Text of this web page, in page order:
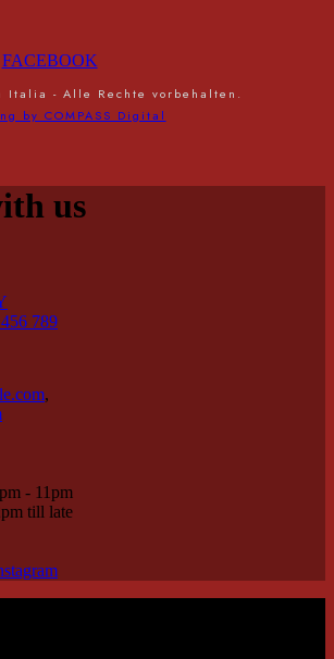
FACEBOOK
Italia - Alle Rechte vorbehalten.
by COMPASS Digital
us
789
,
- 11pm
till late